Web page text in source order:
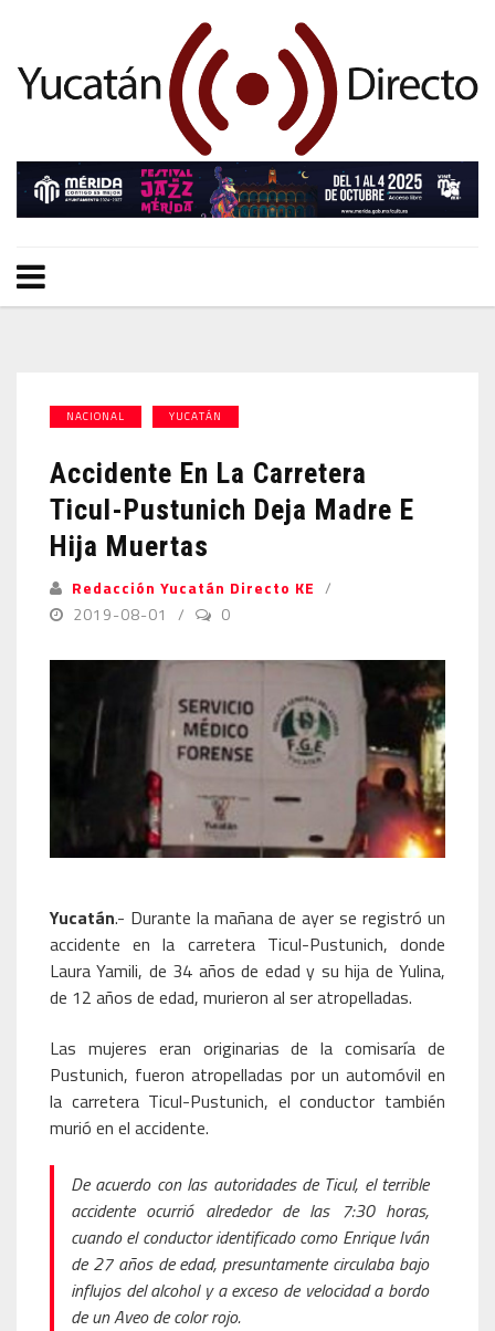
NACIONAL YUCATÁN
Accidente En La Carretera
Ticul-Pustunich Deja Madre E
Hija Muertas
Redacción Yucatán Directo KE
2019-08-01
0
Yucatán.- Durante la mañana de ayer se registró un
accidente en la carretera Ticul-Pustunich, donde
Laura Yamili, de 34 años de edad y su hija de Yulina,
de 12 años de edad, murieron al ser atropelladas.
Las mujeres eran originarias de la comisaría de
Pustunich, fueron atropelladas por un automóvil en
la carretera Ticul-Pustunich, el conductor también
murió en el accidente.
De acuerdo con las autoridades de Ticul, el terrible
accidente ocurrió alrededor de las 7:30 horas,
cuando el conductor identificado como Enrique Iván
de 27 años de edad, presuntamente circulaba bajo
influjos del alcohol y a exceso de velocidad a bordo
de un Aveo de color rojo.